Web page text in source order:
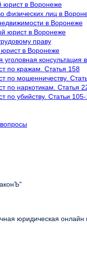
в Воронеже
физических лиц в
в Воронеже
юрист в Воронеже
праву
в Воронеже
уголовная консультация
по кражам. Статья 158
по мошенничеству.
по наркотикам. Статья
по убийству. Статьи 105-
юридическая